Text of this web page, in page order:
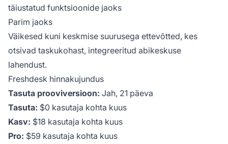
täiustatud funktsioonide jaoks
Parim jaoks
Väikesed kuni keskmise suurusega ettevõtted, kes
otsivad taskukohast, integreeritud abikeskuse
lahendust.
Freshdesk hinnakujundus
Tasuta prooviversioon: Jah, 21 päeva
Tasuta: $0 kasutaja kohta kuus
Kasv: $18 kasutaja kohta kuus
Pro: $59 kasutaja kohta kuus